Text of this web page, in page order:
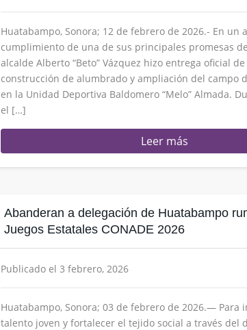
Huatabampo, Sonora; 12 de febrero de 2026.- En un
cumplimiento de una de sus principales promesas
alcalde Alberto “Beto” Vázquez hizo entrega oficial
construcción de alumbrado y ampliación del campo
en la Unidad Deportiva Baldomero “Melo” Almada.
el […]
Leer más
Abanderan a delegación de Huatabampo
Juegos Estatales CONADE 2026
Publicado el 3 febrero, 2026
Huatabampo, Sonora; 03 de febrero de 2026.— Para
talento joven y fortalecer el tejido social a través del